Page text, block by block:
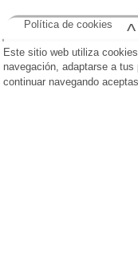
Este sitio web utiliza
navegación, adaptarse a
continuar navegando
Política de cookies ^